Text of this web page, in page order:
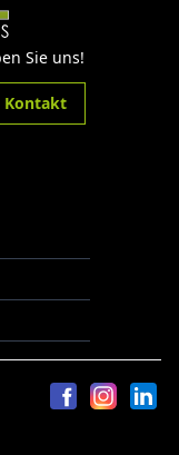
Sie uns!
Kontakt